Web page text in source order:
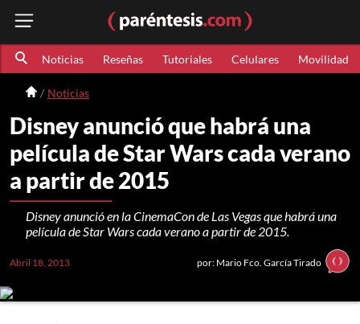
Noticias Reseñas Tutoriales Celulares Movilidad
Noticias
Disney anunció que habrá una
película de Star Wars cada verano
a partir de 2015
Disney anunció en la CinemaCon de Las Vegas que habrá una
película de Star Wars cada verano a partir de 2015.
Abril 18, 2013 por: Mario Fco. García Tirado